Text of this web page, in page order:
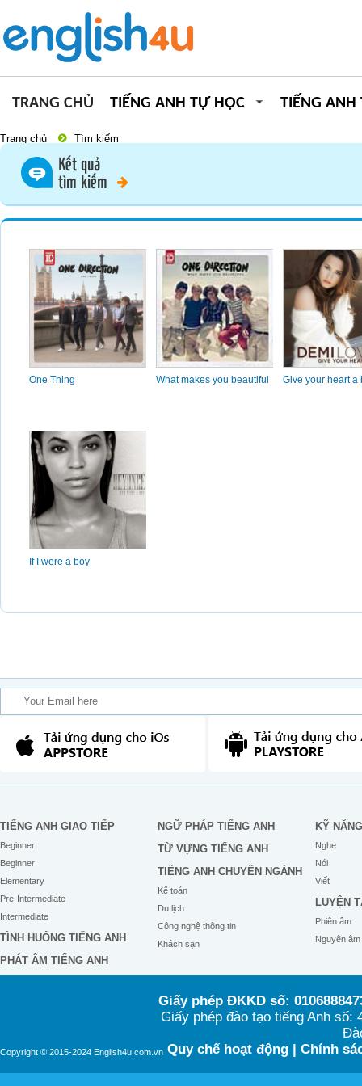
TRANG CHỦ TIẾNG ANH TỰ HỌC TIẾNG ANH
Trang chủ Tìm kiếm
Kết quả
tìm kiếm
One Thing What makes you beautiful Give your heart a
If I were a boy
TIẾNG ANH GIAO TIẾP
Beginner
Beginner
Elementary
Pre-Intermediate
Intermediate
TÌNH HUỐNG TIẾNG ANH
PHÁT ÂM TIẾNG ANH
NGỮ PHÁP TIẾNG ANH
TỪ VỰNG TIẾNG ANH
TIẾNG ANH CHUYÊN NGÀNH
Kế toán
Du lịch
Công nghệ thông tin
Khách sạn
KỸ NĂNG
Nghe
Nói
Viết
LUYỆN
Phiên âm
Nguyên âm
Copyright © 2015-2024 English4u.com.vn
Giấy phép ĐKKD số:
Giấy phép đào tạo tiếng Anh
Quy chế hoạt động| Chính